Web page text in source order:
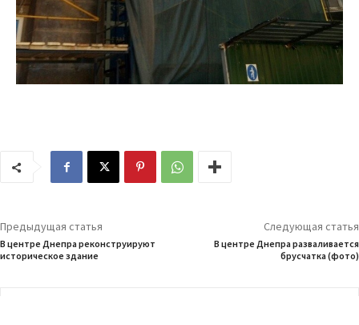
Предыдущая статья
В центре Днепра реконструируют
историческое здание
Следующая статья
В центре Днепра разваливается
брусчатка (фото)